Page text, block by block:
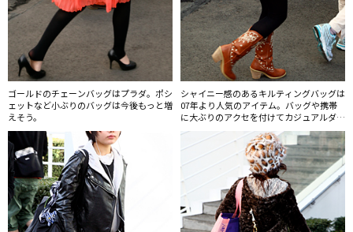
ゴールドのチェーンバッグはプラダ。ポシ
ェットなど小ぶりのバッグは今後もっと増
えそう。
シャイニー感のあるキルティングバッグは
07年より人気のアイテム。バッグや携帯
に大ぶりのアクセを付けてカジュアルダウ
ン。